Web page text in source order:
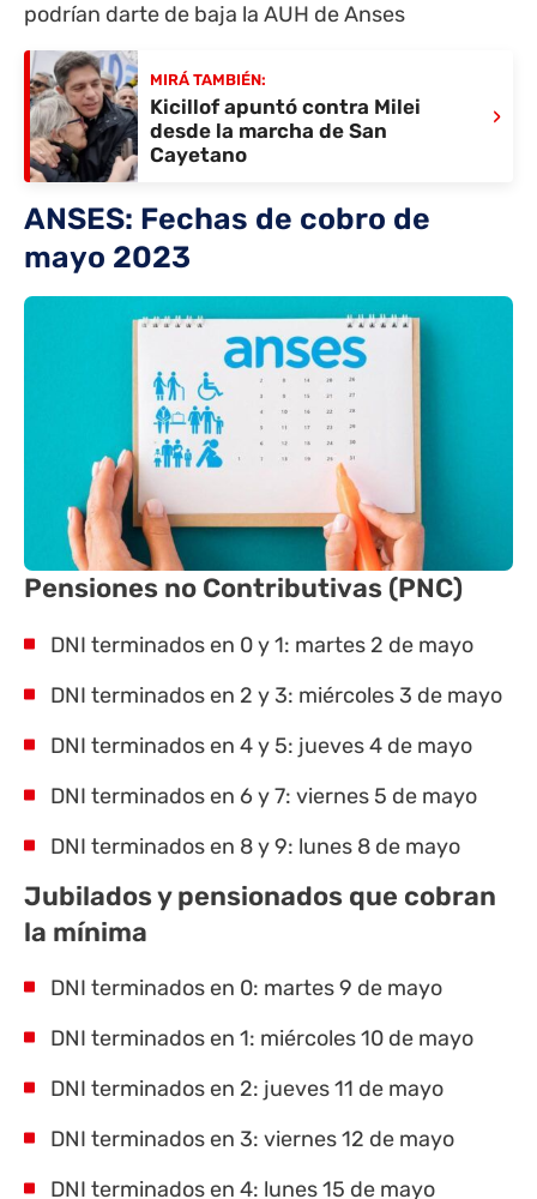
podrían darte de baja la AUH de Anses
MIRÁ TAMBIÉN:
Kicillof apuntó contra Milei
desde la marcha de San
Cayetano
›
ANSES: Fechas de cobro de
mayo 2023
Pensiones no Contributivas (PNC)
DNI terminados en 0 y 1: martes 2 de mayo
DNI terminados en 2 y 3: miércoles 3 de mayo
DNI terminados en 4 y 5: jueves 4 de mayo
DNI terminados en 6 y 7: viernes 5 de mayo
DNI terminados en 8 y 9: lunes 8 de mayo
Jubilados y pensionados que cobran
la mínima
DNI terminados en 0: martes 9 de mayo
DNI terminados en 1: miércoles 10 de mayo
DNI terminados en 2: jueves 11 de mayo
DNI terminados en 3: viernes 12 de mayo
DNI terminados en 4: lunes 15 de mayo